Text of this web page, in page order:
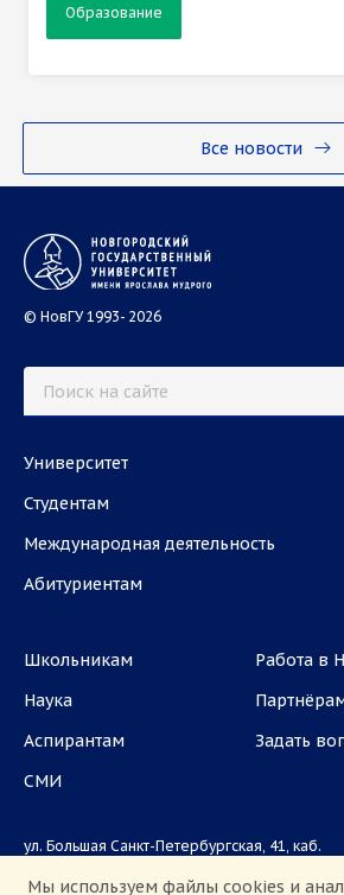
Все новости
Образование
© НовГУ 1993- 2026
Университет
Студентам
Международная деятельность
Абитуриентам
Школьникам
Наука
Аспирантам
СМИ
Работа в
Задать
ул. Большая Санкт-Петербургская, 41, каб.
Мы используем файлы cookies и